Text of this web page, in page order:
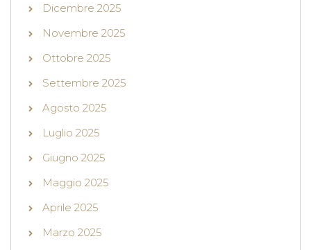
Dicembre 2025
Novembre 2025
Ottobre 2025
Settembre 2025
Agosto 2025
Luglio 2025
Giugno 2025
Maggio 2025
Aprile 2025
Marzo 2025